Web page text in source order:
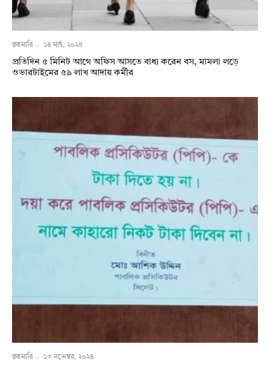
রকমারি · ১৪ মার্চ, ২০২৫
প্রতিদিন ৫ মিনিট আগে অফিস আসতে বাধ্য করেন বস, মামলা লড়ে
ওভারটাইমের ৫৯ লাখ আদায় কর্মীর
রকমারি · ১৩ নভেম্বর, ২০২৪